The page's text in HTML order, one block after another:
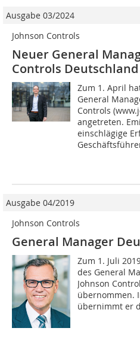
Ausgabe 03/2024
Johnson Controls
Neuer General
Controls Deutschland
Zum 1. April
General
Controls
angetreten.
einschlägige
Ausgabe 04/2019
Johnson Controls
General Manager
Zum 1. Juli
des General
Johnson
übernommen.
übernimmt er